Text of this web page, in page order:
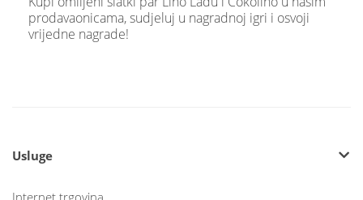
prodavaonicama, sudjeluj u nagradnoj igri i osvoji
vrijedne nagrade!
Usluge
Internet trgovina